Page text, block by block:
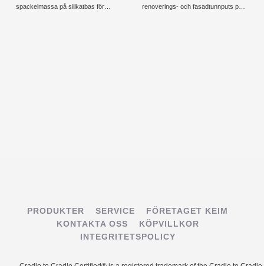
spackelmassa på silikatbas för
renoverings- och fasadtunnputs på
PRODUKTER SERVICE
FÖRETAGET KEIM
KONTAKTA OSS
KÖPVILLKOR
INTEGRITETSPOLICY